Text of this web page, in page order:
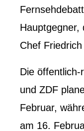
Hauptgegner,
Chef
Die öffentlich-
und ZDF
Februar,
am 16.